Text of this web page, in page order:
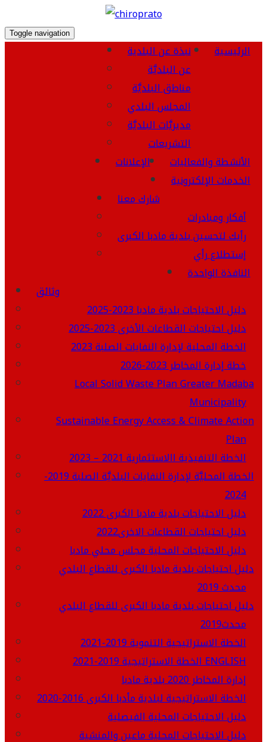
Toggle navigation
الرئيسية
نبذة عن البلدية
عن البلديَّة
مناطق البلديَّة
المجلس البلدي
مديريَّات البلديَّة
التشريعات
الأنشطة والفعاليات
الإعلانات
الخدمات الإلكترونية
شارك معنا
أفكار ومبادرات
رأيك لتحسين بلدية مادبا الكبرى
إستطلاع رأي
النافذة الواحدة
وثائق
دليل الاحتياجات بلدية مادبا 2023-2025
دليل احتياجات القطاعات الأخرى 2023-2025
الخطة المحلية لإدارة النفايات الصلبة 2023
خطة إدارة المخاطر 2023-2026
Local Solid Waste Plan Greater Madaba
Municipality
Sustainable Energy Access & Climate Action
Plan
الخطة التنفيذية االاستثمارية 2021 – 2023
الخطة المحليَّة لإدارة النفايات البلديَّة الصلبة 2019-
2024
دليل الاحتياجات بلدية مادبا الكبرى 2022
دليل احتياجات القطاعات الاخرى2022
دليل الاحتياجات المحلية مجلس محلي مادبا
دليل احتياجات بلدية مادبا الكبرى للقطاع البلدي
محدث 2019
دليل احتياجات بلدية مادبا الكبرى للقطاع البلدي
محدث2019
الخطة الاستراتيجية التنموية 2019-2021
الخطة الاستراتيجية 2019-2021 ENGLISH
إدارة المخاطر 2020 بلدية مادبا
الخطة الاستراتيجية لبلدية مأدبا الكبرى 2016-2020
دليل الاحتياجات المحلية الفيصلية
دليل الاحتياجات المحلية ماعين والمنشية